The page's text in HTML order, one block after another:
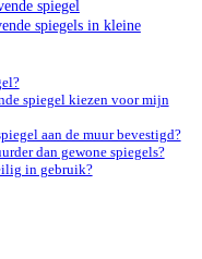
spiegel
spiegels in kleine
spiegel kiezen voor mijn
aan de muur bevestigd?
dan gewone spiegels?
in gebruik?